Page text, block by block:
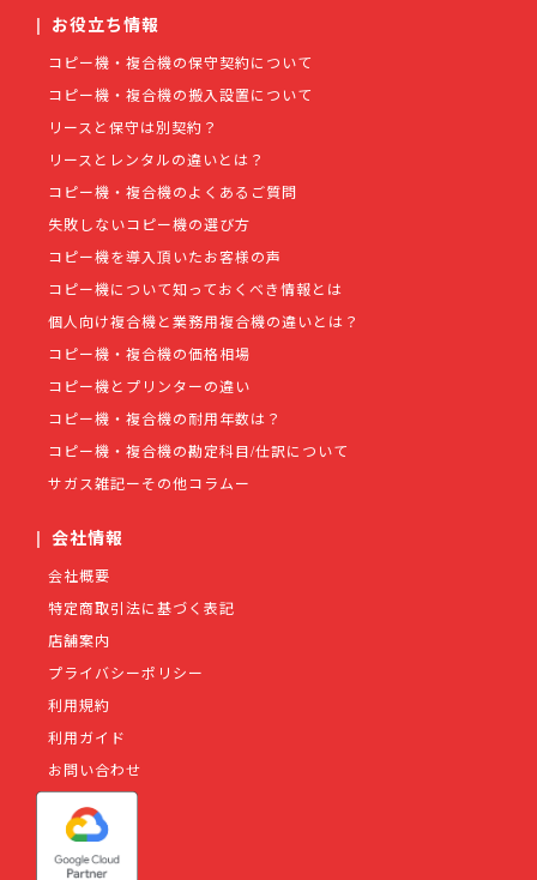
| お役立ち情報
コピー機・複合機の保守契約について
コピー機・複合機の搬入設置について
リースと保守は別契約？
リースとレンタルの違いとは？
コピー機・複合機のよくあるご質問
失敗しないコピー機の選び方
コピー機を導入頂いたお客様の声
コピー機について知っておくべき情報とは
個人向け複合機と業務用複合機の違いとは？
コピー機・複合機の価格相場
コピー機とプリンターの違い
コピー機・複合機の耐用年数は？
コピー機・複合機の勘定科目/仕訳について
サガス雑記ーその他コラムー
| 会社情報
会社概要
特定商取引法に基づく表記
店舗案内
プライバシーポリシー
利用規約
利用ガイド
お問い合わせ